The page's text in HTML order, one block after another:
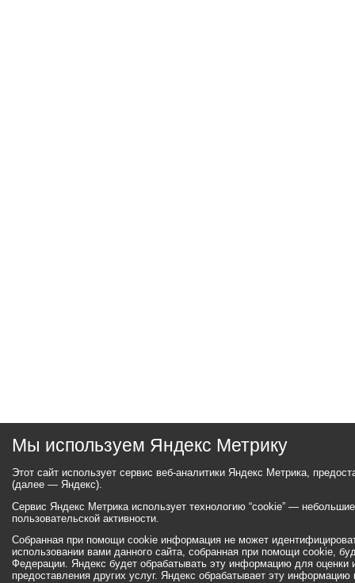
Мы используем Яндекс Метрику
Этот сайт использует сервис веб-аналитики Яндекс Метрика,
(далее — Яндекс).
Сервис Яндекс Метрика использует технологию “cookie” —
пользовательской активности.
Собранная при помощи cookie информация не может
использовании вами данного сайта, собранная при помощи cookie,
Федерации. Яндекс будет обрабатывать эту информацию для оценки
предоставления других услуг. Яндекс обрабатывает эту